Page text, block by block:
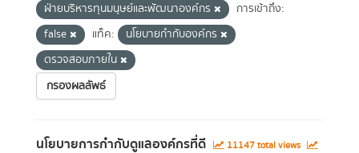
ฝ่ายบริหารทุนมนุษย์และพัฒนาองค์กร
การเข้าถึง:
false
แท็ค:
นโยบายกำกับองค์กร
ตรวจสอบภายใน
กรองผลลัพธ์
นโยบายการกำกับดูแลองค์กรที่ดี
11147 total views